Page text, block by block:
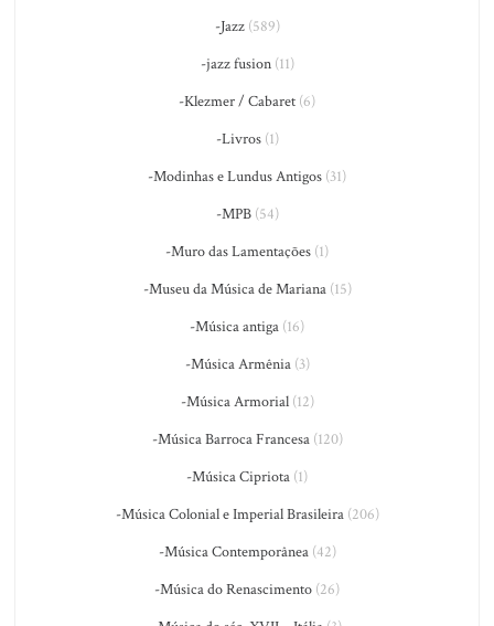
-Jazz(589)
-jazz fusion(11)
-Klezmer / Cabaret (6)
-Livros(1)
-Modinhas e Lundus Antigos (31)
-MPB(54)
-Muro das Lamentações (1)
-Museu da Música de Mariana(15)
-Música antiga (16)
-Música Armênia(3)
-Música Armorial(12)
-Música Barroca Francesa(120)
-Música Cipriota (1)
-Música Colonial e Imperial Brasileira(206)
-Música Contemporânea(42)
-Música do Renascimento (26)